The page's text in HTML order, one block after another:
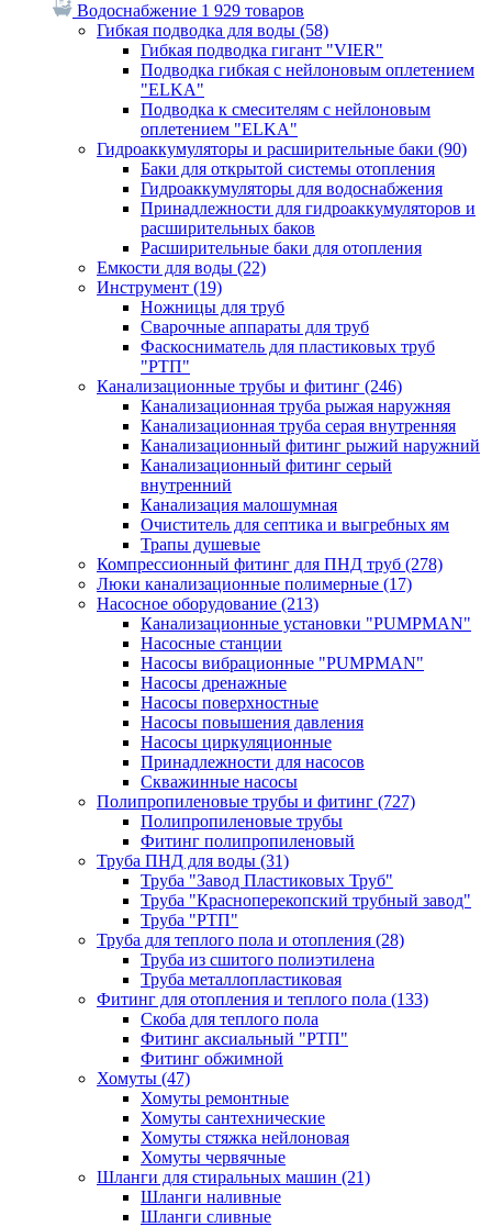
Водоснабжение 1 929 товаров
Гибкая подводка для воды (58)
Гибкая подводка гигант "VIER"
Подводка гибкая с нейлоновым оплетением
"ELKA"
Подводка к смесителям с нейлоновым
оплетением "ELKA"
Гидроаккумуляторы и расширительные баки (90)
Баки для открытой системы отопления
Гидроаккумуляторы для водоснабжения
Принадлежности для гидроаккумуляторов и
расширительных баков
Расширительные баки для отопления
Емкости для воды (22)
Инструмент (19)
Ножницы для труб
Сварочные аппараты для труб
Фаскосниматель для пластиковых труб
"РТП"
Канализационные трубы и фитинг (246)
Канализационная труба рыжая наружняя
Канализационная труба серая внутренняя
Канализационный фитинг рыжий наружний
Канализационный фитинг серый
внутренний
Канализация малошумная
Очиститель для септика и выгребных ям
Трапы душевые
Компрессионный фитинг для ПНД труб (278)
Люки канализационные полимерные (17)
Насосное оборудование (213)
Канализационные установки "PUMPMAN"
Насосные станции
Насосы вибрационные "PUMPMAN"
Насосы дренажные
Насосы поверхностные
Насосы повышения давления
Насосы циркуляционные
Принадлежности для насосов
Скважинные насосы
Полипропиленовые трубы и фитинг (727)
Полипропиленовые трубы
Фитинг полипропиленовый
Труба ПНД для воды (31)
Труба "Завод Пластиковых Труб"
Труба "Красноперекопский трубный завод"
Труба "РТП"
Труба для теплого пола и отопления (28)
Труба из сшитого полиэтилена
Труба металлопластиковая
Фитинг для отопления и теплого пола (133)
Скоба для теплого пола
Фитинг аксиальный "РТП"
Фитинг обжимной
Хомуты (47)
Хомуты ремонтные
Хомуты сантехнические
Хомуты стяжка нейлоновая
Хомуты червячные
Шланги для стиральных машин (21)
Шланги наливные
Шланги сливные